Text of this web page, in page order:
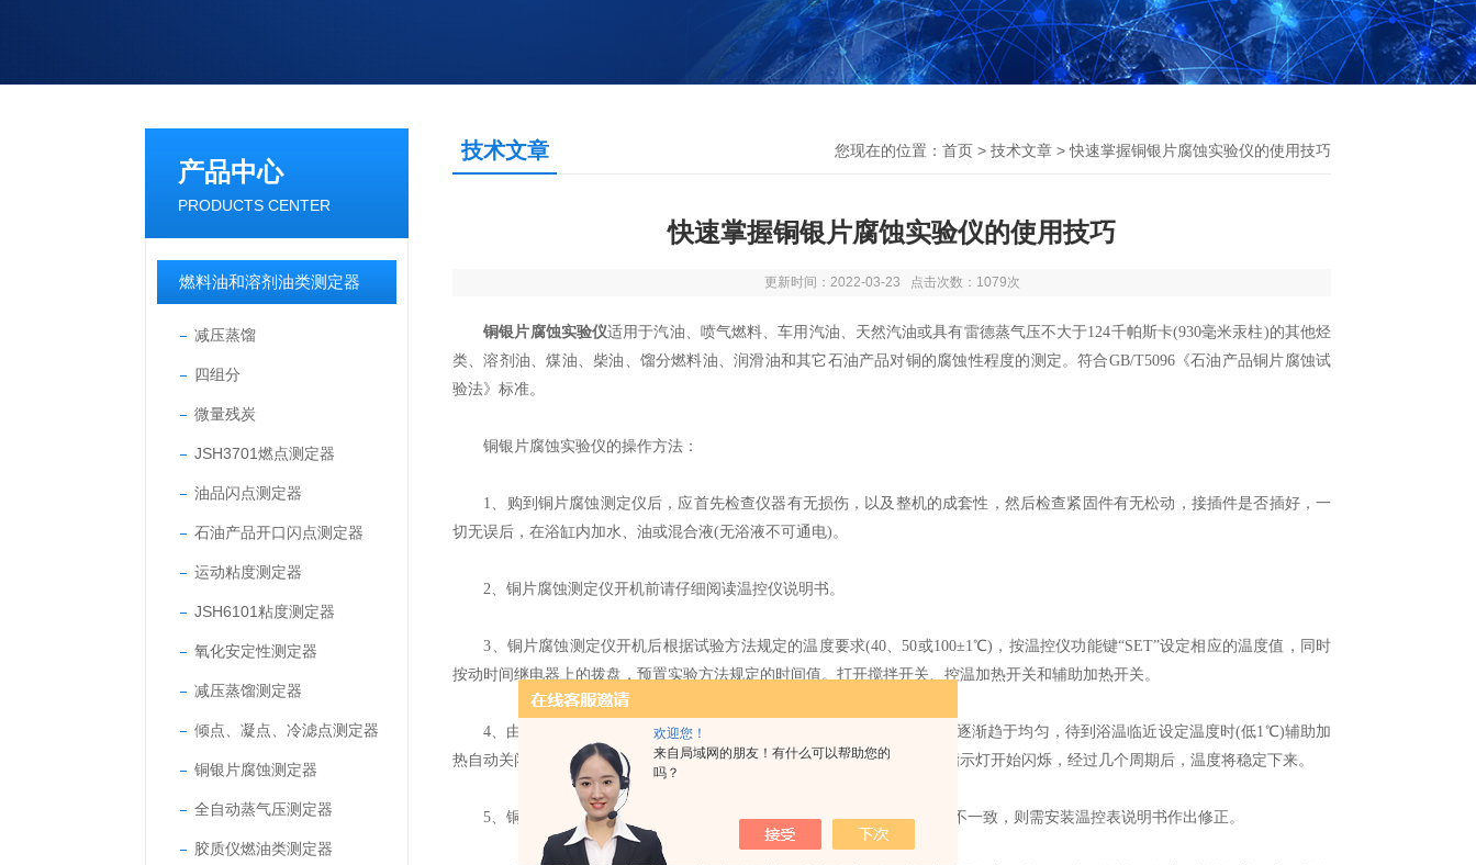
欢迎您！
来自局域网的朋友！有什么可以帮助您的
吗？
产品中心
PRODUCTS CENTER
燃料油和溶剂油类测定器
减压蒸馏
四组分
微量残炭
JSH3701燃点测定器
油品闪点测定器
石油产品开口闪点测定器
运动粘度测定器
JSH6101粘度测定器
氧化安定性测定器
减压蒸馏测定器
倾点、凝点、冷滤点测定器
铜银片腐蚀测定器
全自动蒸气压测定器
胶质仪燃油类测定器
技术文章 您现在的位置： 首页 > 技术文章 > 快速掌握铜银片腐蚀实验仪的使用技巧
快速掌握铜银片腐蚀实验仪的使用技巧
更新时间：2022-03-23 点击次数：1079次
铜银片腐蚀实验仪适用于汽油、喷气燃料、车用汽油、天然汽油或具有雷德蒸气压不大于124千帕斯卡(930毫米汞柱)的其他烃
类、溶剂油、煤油、柴油、馏分燃料油、润滑油和其它石油产品对铜的腐蚀性程度的测定。符合GB/T5096《石油产品铜片腐蚀试
验法》标准。
铜银片腐蚀实验仪的操作方法：
1、购到铜片腐蚀测定仪后，应首先检查仪器有无损伤，以及整机的成套性，然后检查紧固件有无松动，接插件是否插好，一
切无误后，在浴缸内加水、油或混合液(无浴液不可通电)。
2、铜片腐蚀测定仪开机前请仔细阅读温控仪说明书。
3、铜片腐蚀测定仪开机后根据试验方法规定的温度要求(40、50或100±1℃)，按温控仪功能键“SET”设定相应的温度值，同时
按动时间继电器上的拨盘，预置实验方法规定的时间值。打开搅拌开关、控温加热开关和辅助加热开关。
4、由于初期浴温上升较快，搅拌装置对浴液不停地搅拌，浴缸内温度逐渐趋于均匀，待到浴温临近设定温度时(低1℃)辅助加
热自动关闭，加热开关上的指示灯熄灭，此后控温加热进入自整定状态，指示灯开始闪烁，经过几个周期后，温度将稳定下来。
5、铜片腐蚀测定仪若玻璃温度计检测的实际值与温控仪仪表的显示值不一致，则需安装温控表说明书作出修正。